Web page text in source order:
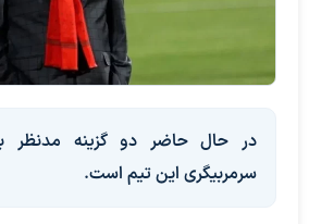
در حال حاضر دو گزینه مدنظر
سرمربیگری این تیم است.